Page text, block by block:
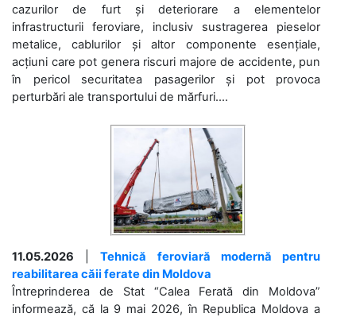
cazurilor de furt și deteriorare a elementelor
infrastructurii feroviare, inclusiv sustragerea pieselor
metalice, cablurilor și altor componente esențiale,
acțiuni care pot genera riscuri majore de accidente, pun
în pericol securitatea pasagerilor și pot provoca
perturbări ale transportului de mărfuri....
11.05.2026 |Tehnică feroviară modernă pentru
reabilitarea căii ferate din Moldova
Întreprinderea de Stat “Calea Ferată din Moldova”
informează, că la 9 mai 2026, în Republica Moldova a